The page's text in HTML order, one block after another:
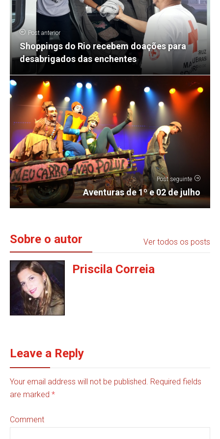
Post anterior
Shoppings do Rio recebem doações para
desabrigados das enchentes
Post seguinte
Aventuras de 1º e 02 de julho
Sobre o autor Ver todos os posts
Priscila Correia
Leave a Reply
Your email address will not be published. Required fields
are marked *
Comment